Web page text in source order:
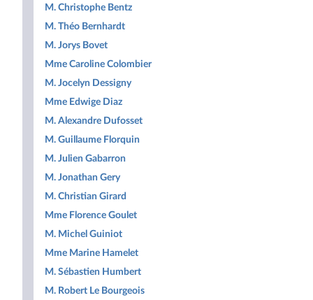
M. Christophe Bentz
M. Théo Bernhardt
M. Jorys Bovet
Mme Caroline Colombier
M. Jocelyn Dessigny
Mme Edwige Diaz
M. Alexandre Dufosset
M. Guillaume Florquin
M. Julien Gabarron
M. Jonathan Gery
M. Christian Girard
Mme Florence Goulet
M. Michel Guiniot
Mme Marine Hamelet
M. Sébastien Humbert
M. Robert Le Bourgeois